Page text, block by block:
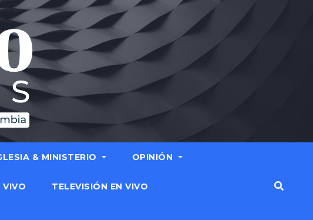
& MINISTERIO OPINIÓN
VIVO TELEVISIÓN EN VIVO